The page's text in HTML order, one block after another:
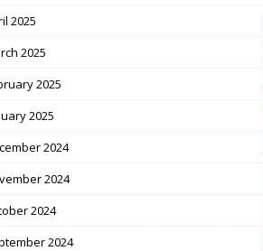
2025
2025
2025
2025
2024
2024
2024
2024